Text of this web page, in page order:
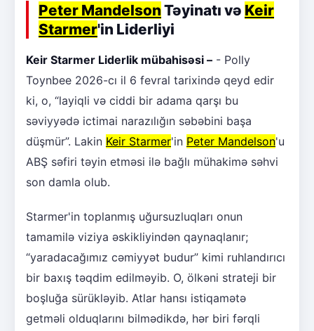
Peter Mandelson Təyinatı və Keir
Starmer'in Liderliyi
Keir Starmer Liderlik mübahisəsi – - Polly
Toynbee 2026-cı il 6 fevral tarixində qeyd edir
ki, o, “layiqli və ciddi bir adama qarşı bu
səviyyədə ictimai narazılığın səbəbini başa
düşmür”. Lakin Keir Starmer'in Peter Mandelson'u
ABŞ səfiri təyin etməsi ilə bağlı mühakimə səhvi
son damla olub.
Starmer'in toplanmış uğursuzluqları onun
tamamilə viziya əskikliyindən qaynaqlanır;
“yaradacağımız cəmiyyət budur” kimi ruhlandırıcı
bir baxış təqdim edilməyib. O, ölkəni strateji bir
boşluğa sürükləyib. Atlar hansı istiqamətə
getməli olduqlarını bilmədikdə, hər biri fərqli